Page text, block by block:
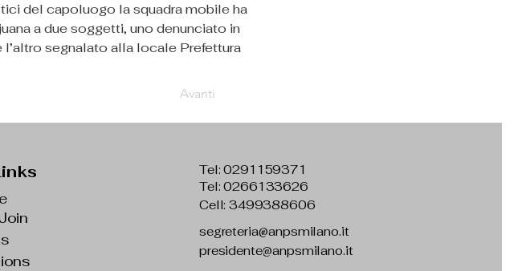
del capoluogo la squadra mobile ha
a due soggetti, uno denunciato in
segnalato alla locale Prefettura
Avanti
Tel:0291159371
Tel: 0266133626
Cell: 3499388606
segreteria@anpsmilano.it
presidente@anpsmilano.it